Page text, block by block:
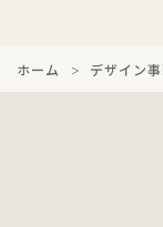
ホーム デザイン